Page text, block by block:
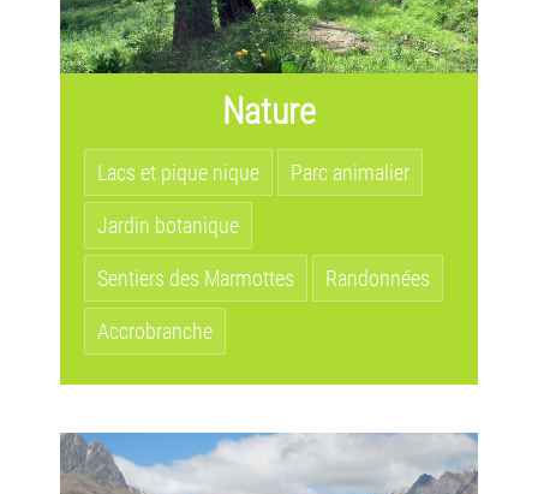
Nature
Lacs et pique nique Parc animalier
Jardin botanique
Sentiers des Marmottes Randonnées
Accrobranche